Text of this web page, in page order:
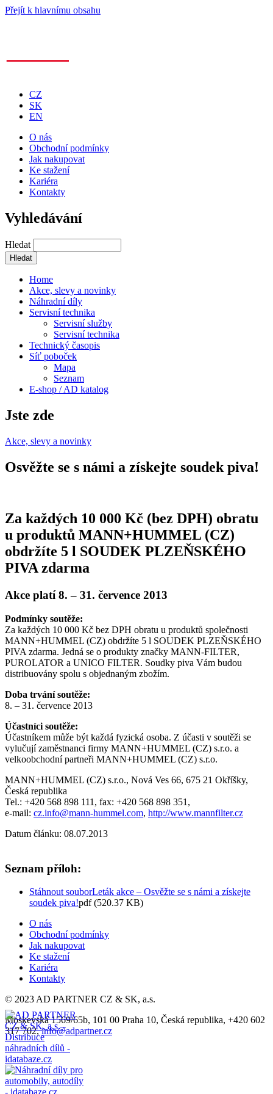
Přejít k hlavnímu obsahu
CZ
SK
EN
O nás
Obchodní podmínky
Jak nakupovat
Ke stažení
Kariéra
Kontakty
Vyhledávání
Hledat
Home
Akce, slevy a novinky
Náhradní díly
Servisní technika
Servisní služby
Servisní technika
Technický časopis
Síť poboček
Mapa
Seznam
E-shop / AD katalog
Jste zde
Akce, slevy a novinky
Osvěžte se s námi a získejte soudek piva!
Za každých 10 000 Kč (bez DPH) obratu
u produktů MANN+HUMMEL (CZ)
obdržíte 5 l SOUDEK PLZEŇSKÉHO
PIVA zdarma
Akce platí 8. – 31. července 2013
Podmínky soutěže:
Za každých 10 000 Kč bez DPH obratu u produktů společnosti
MANN+HUMMEL (CZ) obdržíte 5 l SOUDEK PLZEŇSKÉHO
PIVA zdarma. Jedná se o produkty značky MANN-FILTER,
PUROLATOR a UNICO FILTER. Soudky piva Vám budou
distribuovány spolu s objednaným zbožím.
Doba trvání soutěže:
8. – 31. července 2013
Účastníci soutěže:
Účastníkem může být každá fyzická osoba. Z účasti v soutěži se
vylučují zaměstnanci firmy MANN+HUMMEL (CZ) s.r.o. a
velkoobchodní partneři MANN+HUMMEL (CZ) s.r.o.
MANN+HUMMEL (CZ) s.r.o., Nová Ves 66, 675 21 Okříšky,
Česká republika
Tel.: +420 568 898 111, fax: +420 568 898 351,
e-mail: cz.info@mann-hummel.com, http://www.mannfilter.cz
Datum článku: 08.07.2013
Seznam příloh:
Stáhnout souborLeták akce – Osvěžte se s námi a získejte
soudek piva!pdf (520.37 KB)
O nás
Obchodní podmínky
Jak nakupovat
Ke stažení
Kariéra
Kontakty
© 2023 AD PARTNER CZ & SK, a.s.
Moskevská 1569/65b, 101 00 Praha 10, Česká republika, +420 602
317 702,info@adpartner.cz